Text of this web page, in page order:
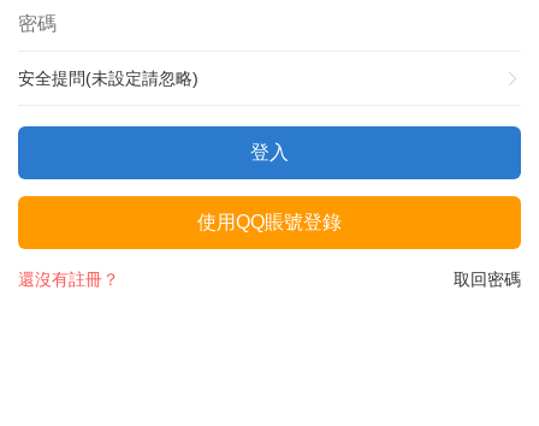
安全提問(未設定請忽略)
登入
使用QQ賬號登錄
取回密碼
還沒有註冊？